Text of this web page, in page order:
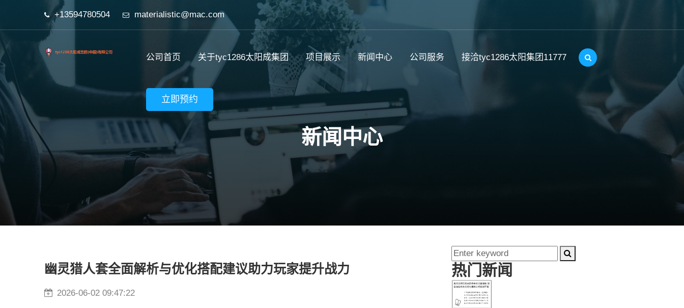
+13594780504 materialistic@mac.com
公司首页 关于tyc1286太阳成集团 项目展示 新闻中心 公司服务 接洽tyc1286太阳集团11777
立即预约
新闻中心
幽灵猎人套全面解析与优化搭配建议助力玩家提升战力
2026-06-02 09:47:22
热门新闻